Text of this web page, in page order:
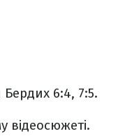
6:4, 7:5.
відеосюжеті.